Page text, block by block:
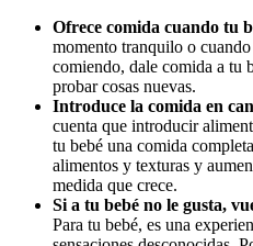
Ofrece comida cuando tu
momento tranquilo o
comiendo, dale comida a tu
probar cosas nuevas.
Introduce la comida en
cuenta que introducir
tu bebé una comida
alimentos y texturas y
medida que crece.
Si a tu bebé no le gusta,
Para tu bebé, es una